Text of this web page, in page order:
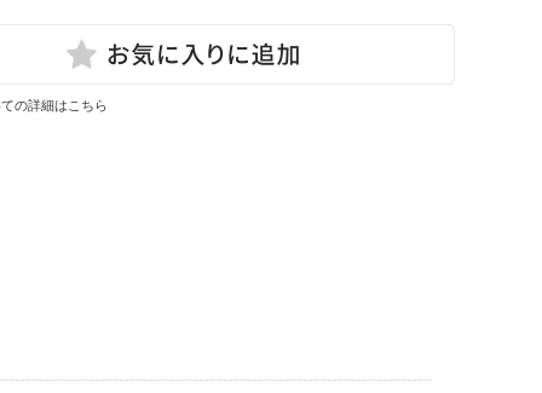
の詳細はこちら